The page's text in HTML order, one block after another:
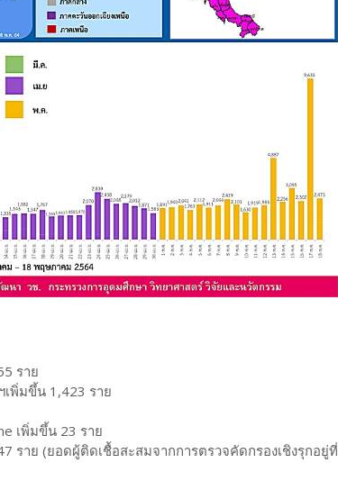
ราย
พิ่มขึ้น 1,423 ราย
เพิ่มขึ้น 23 ราย
ราย (ยอดผู้ติดเชื้อสะสมจากการตรวจคัดกรองเชิงรุกอยู่ที่